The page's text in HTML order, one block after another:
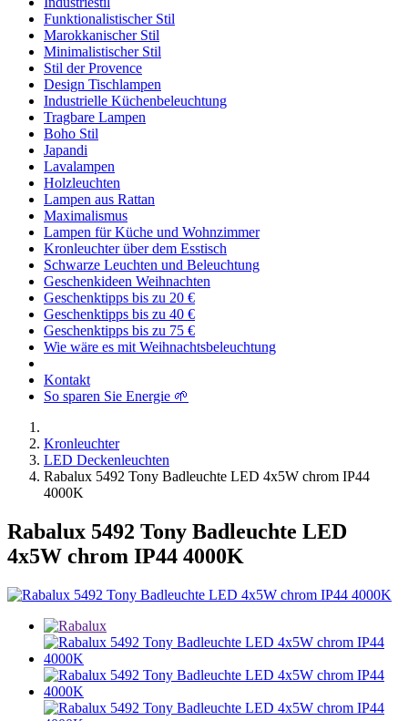
Funktionalistischer Stil
Marokkanischer Stil
Minimalistischer Stil
Stil der Provence
Design Tischlampen
Industrielle Küchenbeleuchtung
Tragbare Lampen
Boho Stil
Japandi
Lavalampen
Holzleuchten
Lampen aus Rattan
Maximalismus
Lampen für Küche und Wohnzimmer
Kronleuchter über dem Esstisch
Schwarze Leuchten und Beleuchtung
Geschenkideen Weihnachten
Geschenktipps bis zu 20 €
Geschenktipps bis zu 40 €
Geschenktipps bis zu 75 €
Wie wäre es mit Weihnachtsbeleuchtung
Kontakt
So sparen Sie Energie 🌱
Kronleuchter
LED Deckenleuchten
Rabalux 5492 Tony Badleuchte LED 4x5W chrom IP44
4000K
Rabalux 5492 Tony Badleuchte LED
4x5W chrom IP44 4000K